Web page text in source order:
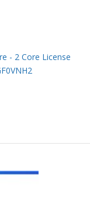
- 2 Core License